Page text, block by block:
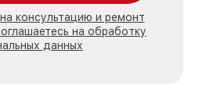
консультацию и ремонт
на обработку
данных